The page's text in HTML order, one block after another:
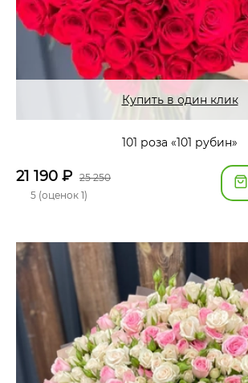
Купить в один клик
101 роза «101 рубин»
21 190 ₽ 25 250
5 (оценок 1)